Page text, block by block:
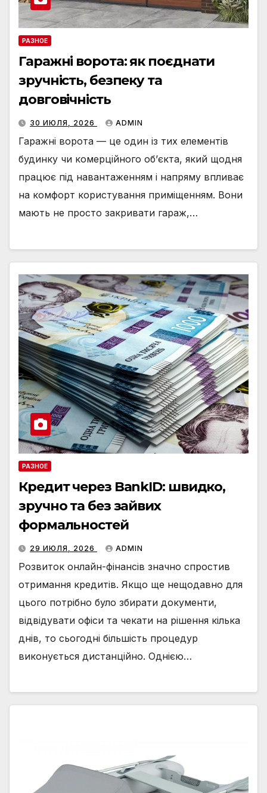
РАЗНОЕ
Гаражні ворота: як поєднати
зручність, безпеку та
довговічність
30 ИЮЛЯ, 2026 ADMIN
Гаражні ворота — це один із тих елементів
будинку чи комерційного об’єкта, який щодня
працює під навантаженням і напряму впливає
на комфорт користування приміщенням. Вони
мають не просто закривати гараж,…
РАЗНОЕ
Кредит через BankID: швидко,
зручно та без зайвих
формальностей
29 ИЮЛЯ, 2026 ADMIN
Розвиток онлайн-фінансів значно спростив
отримання кредитів. Якщо ще нещодавно для
цього потрібно було збирати документи,
відвідувати офіси та чекати на рішення кілька
днів, то сьогодні більшість процедур
виконується дистанційно. Однією…